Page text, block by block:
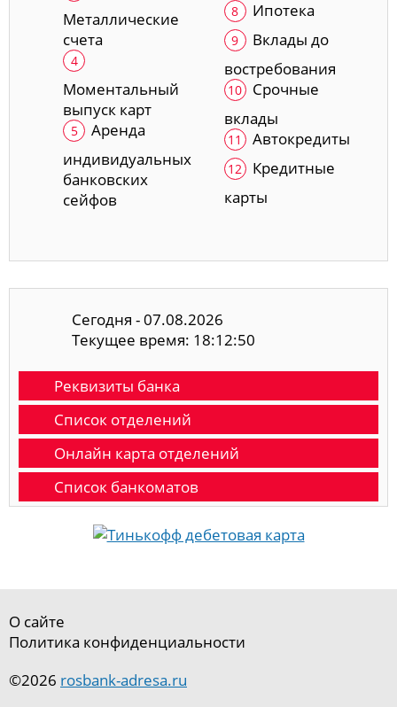
Металлические
счета
Моментальный
выпуск карт
Аренда
индивидуальных
банковских
сейфов
Ипотека
Вклады до
востребования
Срочные
вклады
Автокредиты
Кредитные
карты
Сегодня - 07.08.2026
Текущее время: 18:12:51
Реквизиты банка
Список отделений
Онлайн карта отделений
Список банкоматов
О сайте
Политика конфиденциальности
©2026 rosbank-adresa.ru